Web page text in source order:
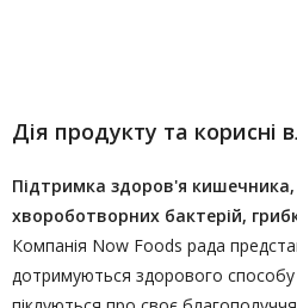
Дія продукту та корисні
Підтримка здоров'я кишечника,
хвороботворних бактерій,
Компанія Now Foods рада
дотримуються здорового способу